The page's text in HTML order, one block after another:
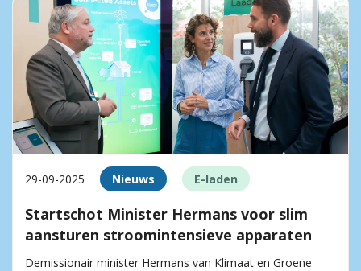
29-09-2025 Nieuws E-laden
Startschot Minister Hermans voor slim
aansturen stroomintensieve apparaten
Demissionair minister Hermans van Klimaat en Groene